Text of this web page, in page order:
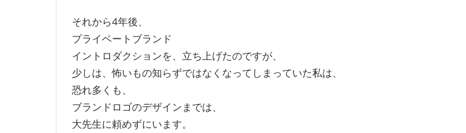
それから4年後、
プライベートブランド
イントロダクションを、立ち上げたのですが、
少しは、怖いもの知らずではなくなってしまっていた私は、
恐れ多くも、
ブランドロゴのデザインまでは、
大先生に頼めずにいます。